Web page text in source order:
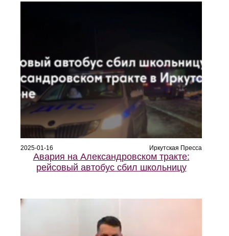
2025-01-16 Иркутская Пресса
Авария на Александровском тракте:
рейсовый автобус сбил школьницу